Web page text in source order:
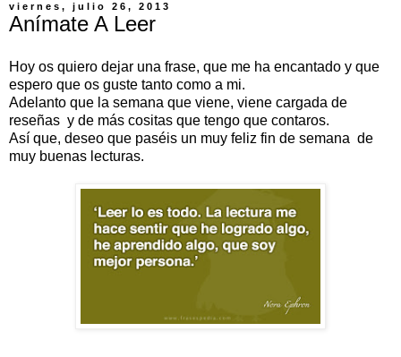
viernes, julio 26, 2013
Anímate A Leer
Hoy os quiero dejar una frase, que me ha encantado y que
espero que os guste tanto como a mi.
Adelanto que la semana que viene, viene cargada de
reseñas y de más cositas que tengo que contaros.
Así que, deseo que paséis un muy feliz fin de semana de
muy buenas lecturas.